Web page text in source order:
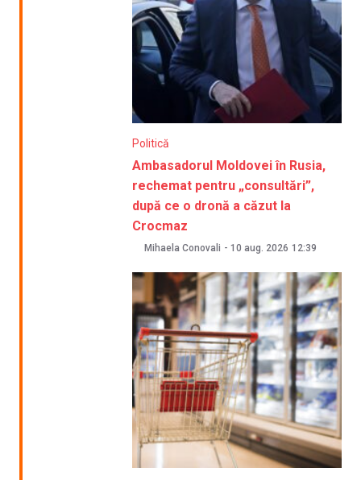
Politică
Ambasadorul Moldovei în Rusia,
rechemat pentru „consultări”,
după ce o dronă a căzut la
Crocmaz
Mihaela Conovali - 10 aug. 2026 12:39